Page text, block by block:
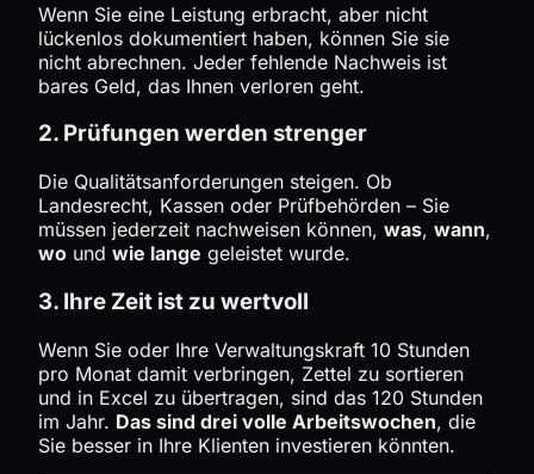
Wenn Sie eine Leistung erbracht, aber nicht
lückenlos dokumentiert haben, können Sie sie
nicht abrechnen. Jeder fehlende Nachweis ist
bares Geld, das Ihnen verloren geht.
2. Prüfungen werden strenger
Die Qualitätsanforderungen steigen. Ob
Landesrecht, Kassen oder Prüfbehörden – Sie
müssen jederzeit nachweisen können, was, wann,
wo und wie lange geleistet wurde.
3. Ihre Zeit ist zu wertvoll
Wenn Sie oder Ihre Verwaltungskraft 10 Stunden
pro Monat damit verbringen, Zettel zu sortieren
und in Excel zu übertragen, sind das 120 Stunden
im Jahr. Das sind drei volle Arbeitswochen, die
Sie besser in Ihre Klienten investieren könnten.